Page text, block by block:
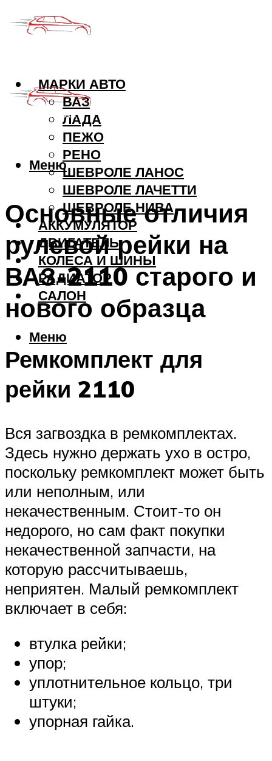
МАРКИ АВТО
ВАЗ
ЛАДА
ПЕЖО
РЕНО
ШЕВРОЛЕ ЛАНОС
ШЕВРОЛЕ ЛАЧЕТТИ
ШЕВРОЛЕ НИВА
АККУМУЛЯТОР
ДВИГАТЕЛЬ
КОЛЕСА И ШИНЫ
РАДИАТОР
САЛОН
Меню
Меню
Основные отличия
рулевой рейки на
ВАЗ-2110 старого и
нового образца
Ремкомплект для
рейки 2110
Вся загвоздка в ремкомплектах.
Здесь нужно держать ухо в остро,
поскольку ремкомплект может быть
или неполным, или
некачественным. Стоит-то он
недорого, но сам факт покупки
некачественной запчасти, на
которую рассчитываешь,
неприятен. Малый ремкомплект
включает в себя:
втулка рейки;
упор;
уплотнительное кольцо, три
штуки;
упорная гайка.